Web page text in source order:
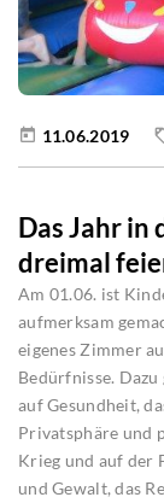
11.06.2019
Das Jahr in
dreimal
Am 01.06. ist
aufmerksam
eigenes Zimmer
Bedürfnisse.
auf Gesundheit,
Privatsphäre und
Krieg und auf der
und Gewalt, das